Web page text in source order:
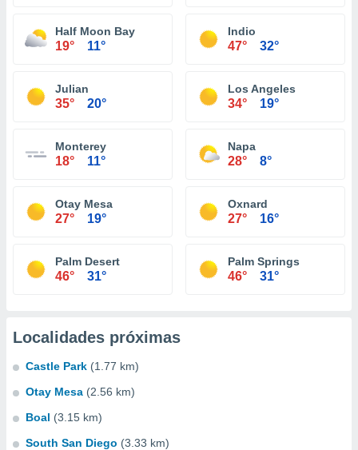
Half Moon Bay
19° 11°
Indio
47° 32°
Julian
35° 20°
Los Angeles
34° 19°
Monterey
18° 11°
Napa
28° 8°
Otay Mesa
27° 19°
Oxnard
27° 16°
Palm Desert
46° 31°
Palm Springs
46° 31°
Localidades próximas
Castle Park (1.77 km)
Otay Mesa (2.56 km)
Boal (3.15 km)
South San Diego (3.33 km)